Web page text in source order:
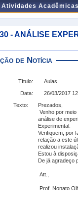
Acadêmicas
- ANÁLISE
de Notícia
Título:
Aulas
Data:
26/03/2017
Texto:
Prezados,
Venho por
análise de
Experimental.
Verifiquem, por
relação a este
realizou
Estou à
De já agradeço
Att.,
Prof. Nonato